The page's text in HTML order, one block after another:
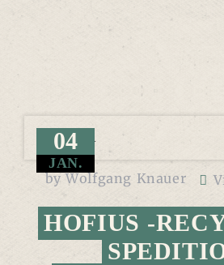
04
JAN.
byWolfgang Knauer
HOFIUS -